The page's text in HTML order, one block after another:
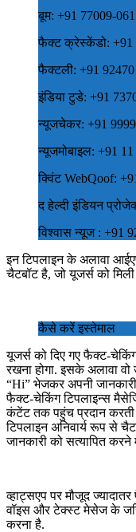
बूम: +91 77009-
फैक्‍ट क्रेस्केंडो: +91
फैक्‍टली: +91
इंडिया टुडे: +91
न्यूजचेकर: +91
न्यूजमोबाइल: +91
क्विंट WebQoof:
द हेल्‍दी इंडियन
विश्वास न्‍यूज : +91
इन टिपलाइन के अलावा
चैटबॉट है, जो यूजर्स को
कैसे करें इस्तेमाल
यूजर्स को दिए गए फैक्ट-
रखना होगा. इसके अलावा
“Hi” भेजकर अपनी
फैक्ट-चेकिंग टिपलाइन्स
कंटेंट तक पहुंच प्रदान करती
टिपलाइन अनिवार्य रूप से
जानकारी को सत्यापित
व्हाट्सएप पर मौजूद
वॉइस और टेक्स्ट मेसेज के
करना है.